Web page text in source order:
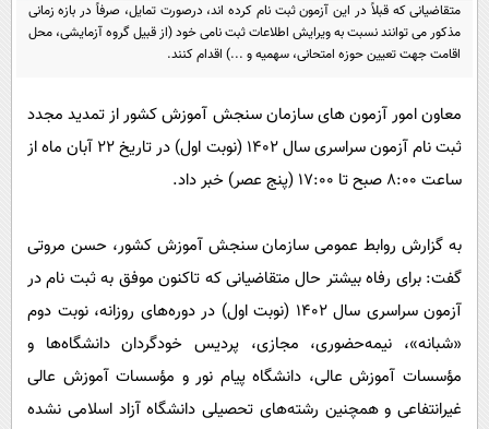
مجله تصویری سلاح
ورزش
سیاست
فناوری
گوناگون
محیط زیست
فرهنگی
بین الملل
اجتماعی
خواندنی ها و دیدنی ها
داستان کوتاه
آشپزی
آموزش زبان
متقاضیانی که قبلاً در این آزمون ثبت نام کرده اند، درصورت تمایل، صرفاً در بازه زمانی
مذکور می توانند نسبت به ویرایش اطلاعات ثبت نامی خود (از قبیل گروه آزمایشی، محل
اقامت جهت تعیین حوزه امتحانی، سهمیه و ...) اقدام کنند.
معاون امور آزمون های سازمان سنجش آموزش کشور از تمدید مجدد
ثبت نام آزمون‌ سراسری‌ سال‌ ۱۴۰۲ (نوبت اول) در تاریخ ۲۲ آبان ماه از
ساعت ۸:۰۰ صبح تا ۱۷:۰۰ (پنج عصر) خبر داد.
به گزارش روابط عمومی سازمان سنجش آموزش کشور، حسن مروتی
گفت: برای رفاه بیشتر حال متقاضیانی که تاکنون موفق به ثبت نام در
آزمون‌ سراسری‌ سال ۱۴۰۲ (نوبت اول) در دوره‌های‌ روزانه، نوبت دوم
«شبانه»، نیمه‌حضوری، مجازی، پردیس خودگردان دانشگاه‌ها و
مؤسسات‌ آموزش‌ عالی، دانشگاه‌ پیام‌ نور و مؤسسات‌ آموزش‌ عالی‌
غیرانتفاعی و همچنین رشته‌های تحصیلی دانشگاه آزاد اسلامی نشده